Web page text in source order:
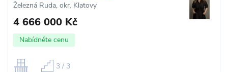
Železná Ruda, okr. Klatovy
4 666 000 Kč
Nabídněte cenu
3 / 3